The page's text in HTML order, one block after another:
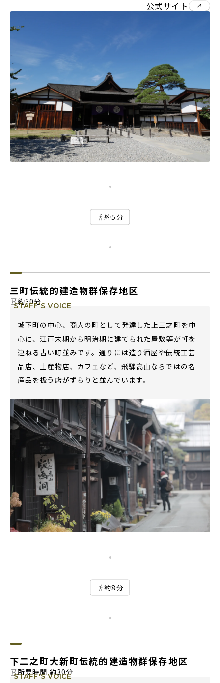
公式サイト
約5分
三町伝統的建造物群保存地区
約30分
STAFF'S VOICE
城下町の中心、商人の町として発達した上三之町を中
心に、江戸末期から明治期に建てられた屋敷等が軒を
連ねる古い町並みです。通りには造り酒屋や伝統工芸
品店、土産物店、カフェなど、飛騨高山ならではの名
産品を扱う店がずらりと並んでいます。
約8分
下二之町大新町伝統的建造物群保存地区
所要時間 約30分
STAFF'S VOICE